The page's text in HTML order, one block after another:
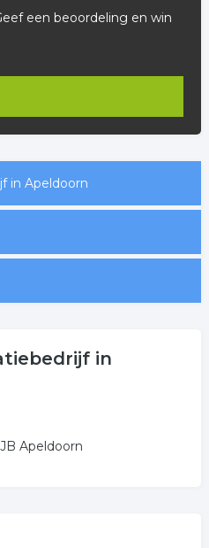
een beoordeling en win
in Apeldoorn
in
Apeldoorn